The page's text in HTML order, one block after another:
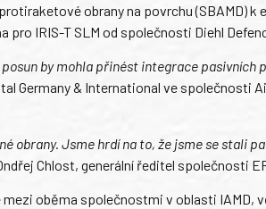
obrany na povrchu (SBAMD) k
IRIS-T SLM od společnosti Diehl
by mohla přinést integrace pasivních
Germany & International ve společnosti
obrany. Jsme hrdí na to, že jsme se stali
Chlost, generální ředitel společnosti
oběma společnostmi v oblasti IAMD,